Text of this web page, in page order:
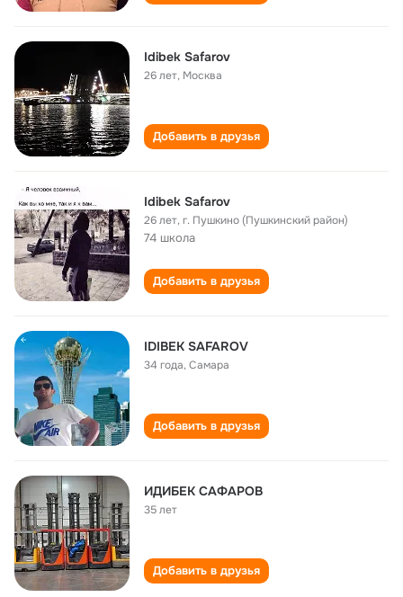
Idibek Safarov
26 лет, Москва
Добавить в друзья
Idibek Safarov
26 лет,г. Пушкино (Пушкинский район)
74 школа
Добавить в друзья
IDIBEK SAFAROV
34 года,Самара
Добавить в друзья
ИДИБЕК САФАРОВ
35 лет
Добавить в друзья